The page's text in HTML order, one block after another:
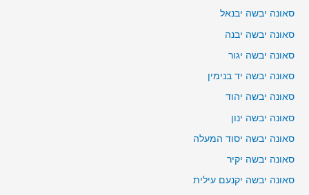
סאונה יבשה יבנאל
סאונה יבשה יבנה
סאונה יבשה יגור
סאונה יבשה יד בנימין
סאונה יבשה יהוד
סאונה יבשה ינון
סאונה יבשה יסוד המעלה
סאונה יבשה יקיר
סאונה יבשה יקנעם עילית